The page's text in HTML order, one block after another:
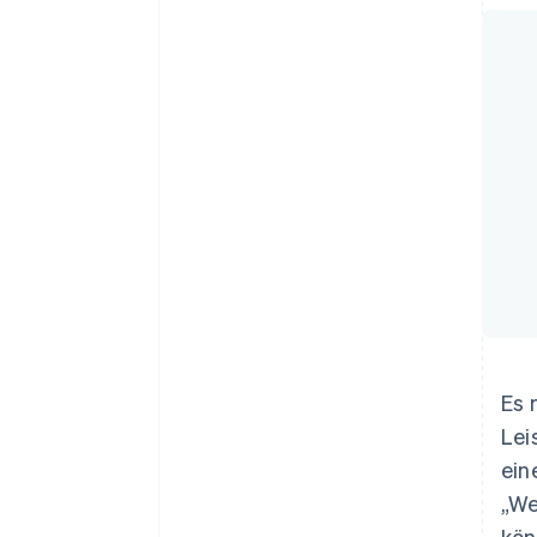
Es